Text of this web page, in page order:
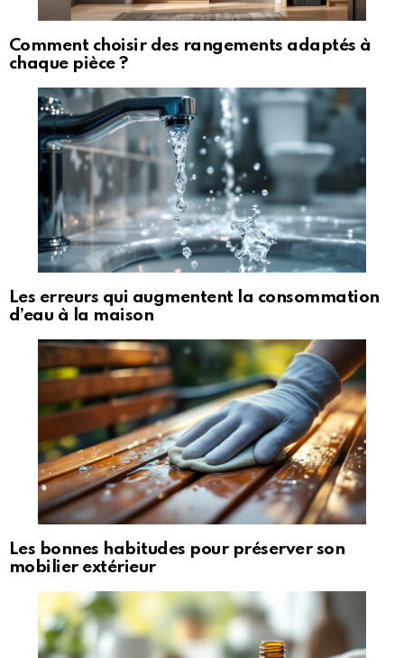
Comment choisir des rangements adaptés à
chaque pièce ?
Les erreurs qui augmentent la consommation
d’eau à la maison
Les bonnes habitudes pour préserver son
mobilier extérieur